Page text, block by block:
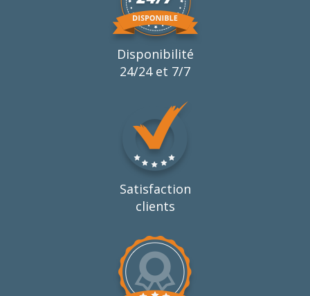
Disponibilité
24/24 et 7/7
Satisfaction
clients